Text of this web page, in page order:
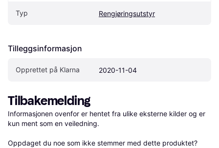
Typ Rengjøringsutstyr
Tilleggsinformasjon
Opprettet på Klarna 2020-11-04
Tilbakemelding
Informasjonen ovenfor er hentet fra ulike eksterne kilder og er
kun ment som en veiledning.
Oppdaget du noe som ikke stemmer med dette produktet?